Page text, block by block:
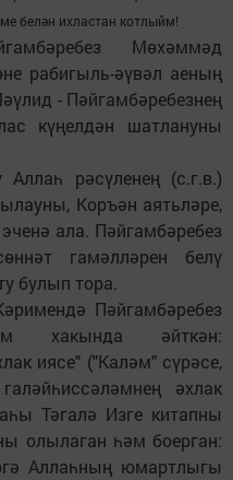
белән ихластан котлыйм!
Мөхәммәд
рабигыль-әүвәл аеның
- Пәйгамбәребезнең
күңелдән шатлануны
рәсүленең (с.г.в.)
Коръән аятьләре,
ала. Пәйгамбәребез
гамәлләрен белү
булып тора.
Пәйгамбәребез
хакында әйткән:
иясе" ("Каләм" сүрәсе,
әхлак
Тәгалә Изге китапны
олылаган һәм боерган:
Аллаһның юмартлыгы